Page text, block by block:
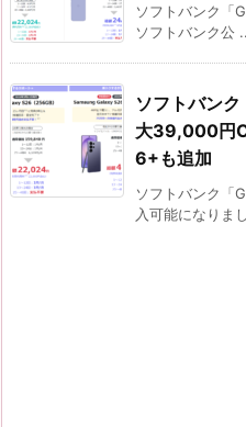
ソフトバンク「
ソフトバンク公
ソフトバン
大39,000円
6+も追加
ソフトバンク「
入可能になりま